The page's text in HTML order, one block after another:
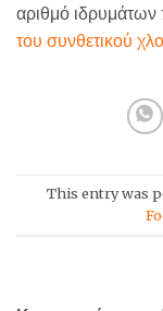
αριθμό
του συνθετικού
This entry was